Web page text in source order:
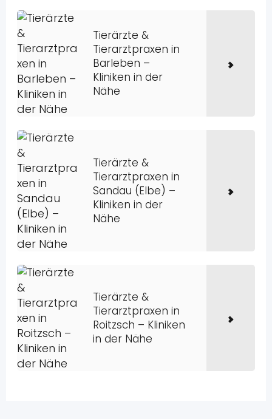
Tierärzte &
Tierarztpraxen in
Barleben –
Kliniken in der
Nähe
Tierärzte &
Tierarztpraxen in
Sandau (Elbe) –
Kliniken in der
Nähe
Tierärzte &
Tierarztpraxen in
Roitzsch – Kliniken
in der Nähe